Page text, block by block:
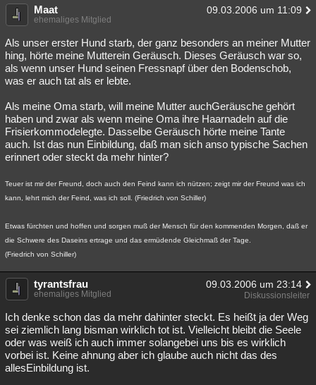
Maat 09.03.2006 um 11:09
ehemaliges Mitglied
Als unser erster Hund starb, der ganz besonders an meiner Mutter
hing, hörte meine Mutterein Geräusch. Dieses Geräusch war so,
als wenn unser Hund seinen Fressnapf über den Bodenschob,
was er auch tat als er lebte.
Als meine Oma starb, will meine Mutter auchGeräusche gehört
haben und zwar als wenn meine Oma ihre Haarnadeln auf die
Frisierkommodelegte. Dasselbe Geräusch hörte meine Tante
auch. Ist das nun Einbildung, daß man sich anso typische Sachen
erinnert oder steckt da mehr hinter?
Teuer ist mir der Freund, doch auch den Feind kann ich nützen; zeigt mir der Freund was ich
kann, lehrt mich der Feind, was ich soll. (Friedrich von Schiller)
Etwas fürchten und hoffen und sorgen muß der Mensch für den kommenden Morgen, daß er
die Schwere des Daseins ertrage und das ermüdende Gleichmaß der Tage.
(Friedrich von Schiller)
tyrantsfrau 09.03.2006 um 23:14
ehemaliges Mitglied Diskussionsleiter
Ich denke schon das da mehr dahinter steckt. Es heißt ja der Weg
sei ziemlich lang bisman wirklich tot ist. Vielleicht bleibt die Seele
oder was weiß ich auch immer solangebei uns bis es wirklich
vorbei ist. Keine ahnung aber ich glaube auch nicht das des
allesEinbildung ist.